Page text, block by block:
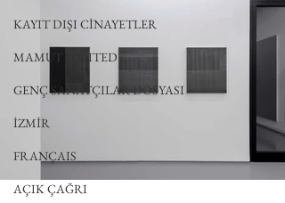
KAYIT DIŞI CİNAYETLER
MAMUT LIMITED
GENÇ SANATÇILAR DOSYASI
İZMİR
FRANÇAIS
AÇIK ÇAĞRI